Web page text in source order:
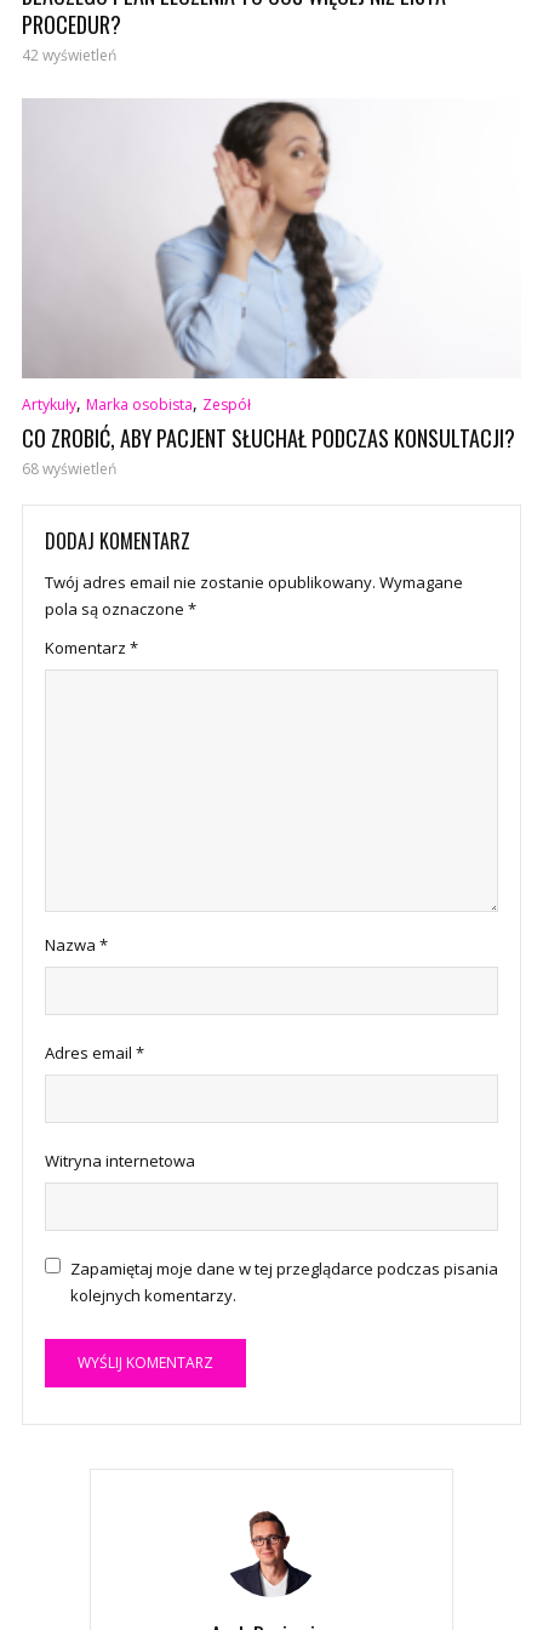
PROCEDUR?
42 wyświetleń
Artykuły, Marka osobista, Zespół
CO ZROBIĆ, ABY PACJENT SŁUCHAŁ PODCZAS KONSULTACJI?
68 wyświetleń
DODAJ KOMENTARZ
Twój adres email nie zostanie opublikowany. Wymagane
pola są oznaczone *
Komentarz *
Nazwa *
Adres email *
Witryna internetowa
Zapamiętaj moje dane w tej przeglądarce podczas pisania
kolejnych komentarzy.
A